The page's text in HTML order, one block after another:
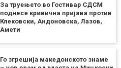
За труењето во Гостивар СДСМ
поднесе кривична пријава против
Клековски, Андоновска, Лазов,
Амети
Го згрешија македонското знаме